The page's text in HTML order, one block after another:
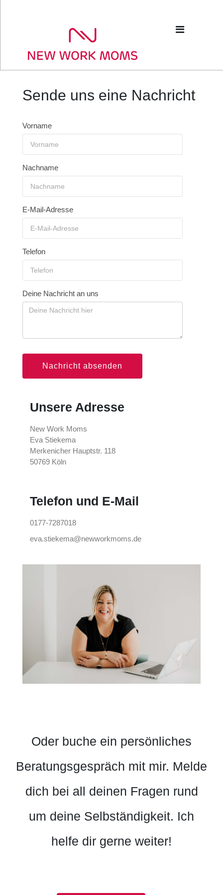
Sende uns eine Nachricht
Vorname
Nachname
E-Mail-Adresse
Telefon
Deine Nachricht an uns
Nachricht absenden
Unsere Adresse
New Work Moms
Eva Stiekema
Merkenicher Hauptstr. 118
50769 Köln
Telefon und E-Mail
0177-7287018
eva.stiekema@newworkmoms.de
Oder buche ein persönliches
Beratungsgespräch mit mir. Melde
dich bei all deinen Fragen rund
um deine Selbständigkeit. Ich
helfe dir gerne weiter!